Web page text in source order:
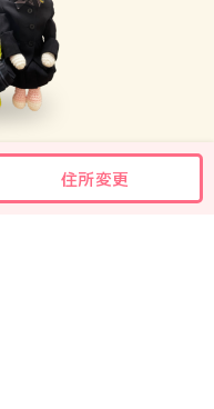
住所変更